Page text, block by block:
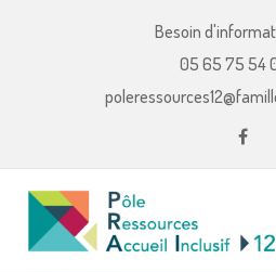
Besoin
05 65 75 54